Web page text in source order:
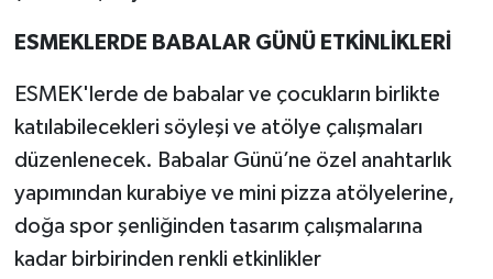
ESMEKLERDE BABALAR GÜNÜ ETKİNLİKLERİ
ESMEK'lerde de babalar ve çocukların birlikte
katılabilecekleri söyleşi ve atölye çalışmaları
düzenlenecek. Babalar Günü’ne özel anahtarlık
yapımından kurabiye ve mini pizza atölyelerine,
doğa spor şenliğinden tasarım çalışmalarına
kadar birbirinden renkli etkinlikler